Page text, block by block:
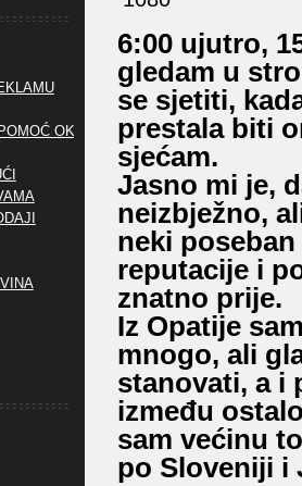
6:00 ujutro,
gledam u
se sjetiti,
prestala biti
sjećam.
Jasno mi je,
neizbježno,
neki
reputacije i
znatno prije.
Iz Opatije
mnogo, ali
stanovati, a i
između
sam većinu
po Sloveniji i
OKO